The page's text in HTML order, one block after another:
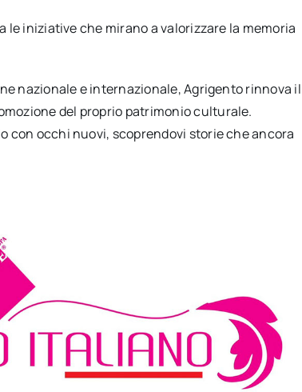
le iniziative che mirano a valorizzare la memoria
nazionale e internazionale, Agrigento rinnova il
del proprio patrimonio culturale.
con occhi nuovi, scoprendovi storie che ancora